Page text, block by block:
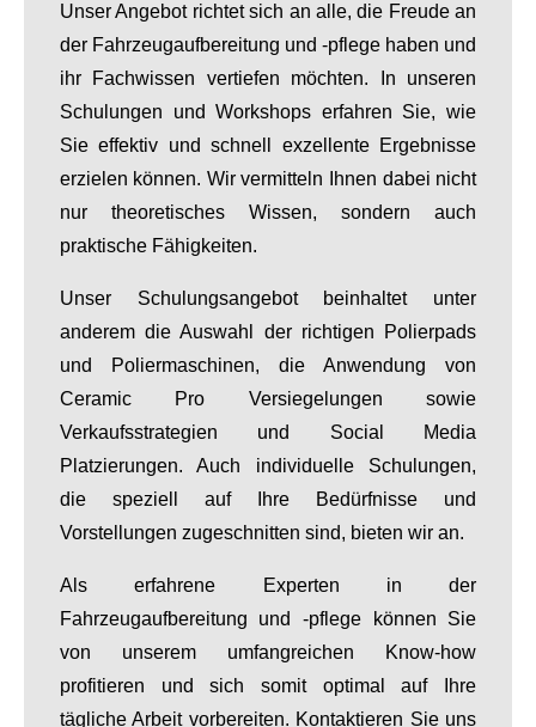
Unser Angebot richtet sich an alle, die Freude an
der Fahrzeugaufbereitung und -pflege haben und
ihr Fachwissen vertiefen möchten. In unseren
Schulungen und Workshops erfahren Sie, wie
Sie effektiv und schnell exzellente Ergebnisse
erzielen können. Wir vermitteln Ihnen dabei nicht
nur theoretisches Wissen, sondern auch
praktische Fähigkeiten.
Unser Schulungsangebot beinhaltet unter
anderem die Auswahl der richtigen Polierpads
und Poliermaschinen, die Anwendung von
Ceramic Pro Versiegelungen sowie
Verkaufsstrategien und Social Media
Platzierungen. Auch individuelle Schulungen,
die speziell auf Ihre Bedürfnisse und
Vorstellungen zugeschnitten sind, bieten wir an.
Als erfahrene Experten in der
Fahrzeugaufbereitung und -pflege können Sie
von unserem umfangreichen Know-how
profitieren und sich somit optimal auf Ihre
tägliche Arbeit vorbereiten. Kontaktieren Sie uns